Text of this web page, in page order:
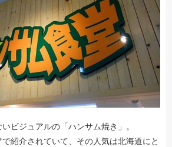
ビジュアルの「ハンサム焼き」。
紹介されていて、その人気は北海道にと